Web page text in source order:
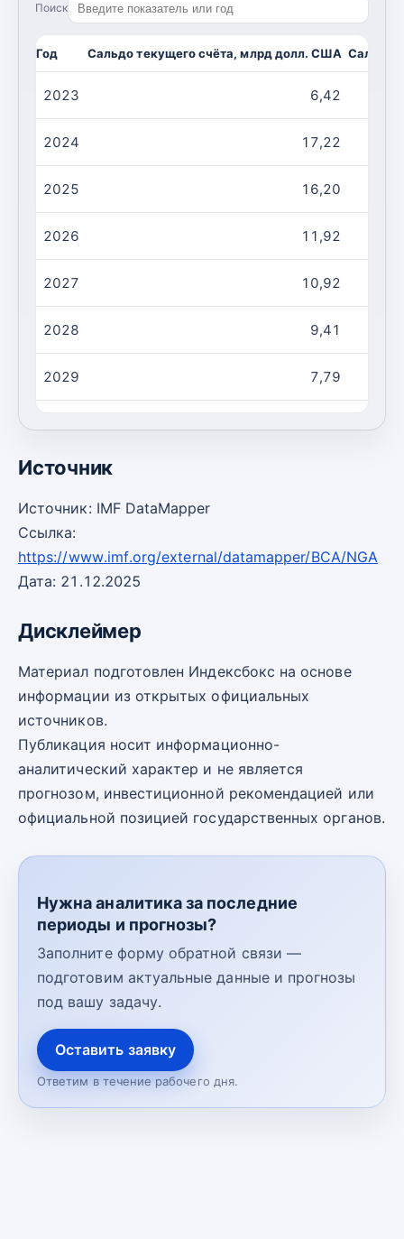
Поиск
Год Сальдо текущего счёта, млрд долл. США Сальдо
2023 6,42
2024 17,22
2025 16,20
2026 11,92
2027 10,92
2028 9,41
2029 7,79
Источник
Источник: IMF DataMapper
Ссылка:
https://www.imf.org/external/datamapper/BCA/NGA
Дата: 21.12.2025
Дисклеймер
Материал подготовлен Индексбокс на основе
информации из открытых официальных
источников.
Публикация носит информационно-
аналитический характер и не является
прогнозом, инвестиционной рекомендацией или
официальной позицией государственных органов.
Нужна аналитика за последние
периоды и прогнозы?
Заполните форму обратной связи —
подготовим актуальные данные и прогнозы
под вашу задачу.
Оставить заявку
Ответим в течение рабочего дня.